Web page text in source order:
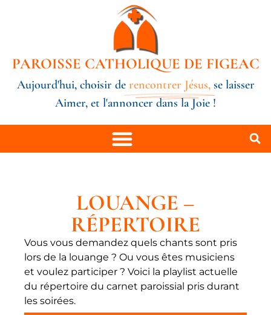
PAROISSE CATHOLIQUE DE FIGEAC
Aujourd'hui, choisir de rencontrer Jésus, se laisser
Aimer, et l'annoncer dans la Joie !
LOUANGE –
RÉPERTOIRE
Vous vous demandez quels chants sont pris
lors de la louange ? Ou vous êtes musiciens
et voulez participer ? Voici la playlist actuelle
du répertoire du carnet paroissial pris durant
les soirées.